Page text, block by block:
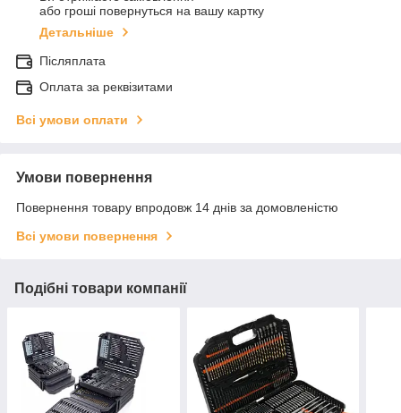
або гроші повернуться на вашу картку
Детальніше
Післяплата
Оплата за реквізитами
Всі умови оплати
Умови повернення
Повернення товару впродовж 14 днів за домовленістю
Всі умови повернення
Подібні товари компанії